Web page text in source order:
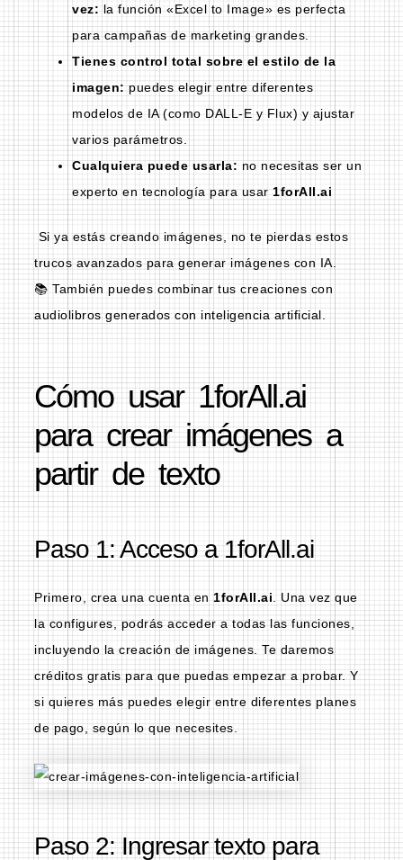
vez: la función «Excel to Image» es perfecta
para campañas de marketing grandes.
Tienes control total sobre el estilo de la
imagen:puedes elegir entre diferentes
modelos de IA (como DALL-E y Flux) y ajustar
varios parámetros.
Cualquiera puede usarla:no necesitas ser un
experto en tecnología para usar 1forAll.ai
Si ya estás creando imágenes, no te pierdas estos
trucos avanzados para generar imágenes con IA.
📚 También puedes combinar tus creaciones con
audiolibros generados con inteligencia artificial
Cómo usar 1forAll.ai
para crear imágenes a
partir de texto
Paso 1: Acceso a 1forAll.ai
Primero, crea una cuenta en 1forAll.ai . Una vez que
la configures, podrás acceder a todas las funciones,
incluyendo la creación de imágenes. Te daremos
créditos gratis para que puedas empezar a probar. Y
si quieres más puedes elegir entre diferentes planes
de pago, según lo que necesites.
Paso 2: Ingresar texto para